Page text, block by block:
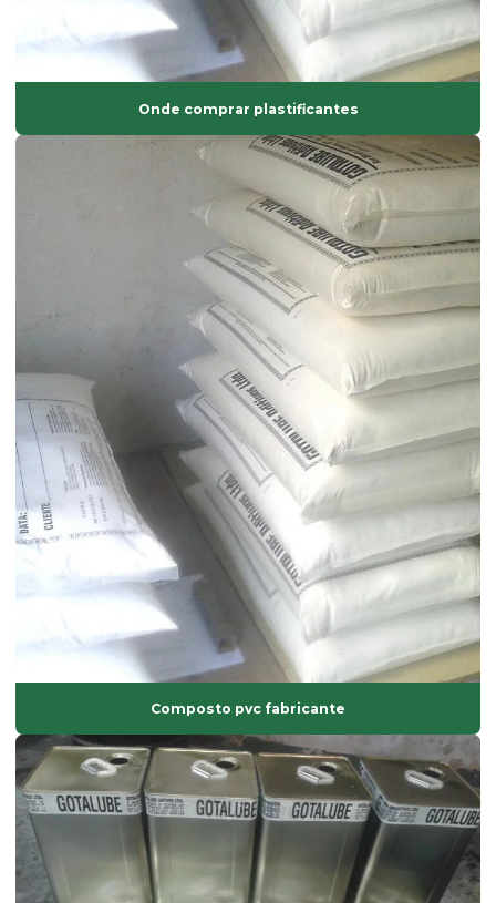
Estabilizante térmico para pvc
Estearato de cálcio
Estearato de magnésio
Estearato de magnésio preço
Estearina dupla pressão
Estearina tripla pressão
Fabricante de composto de pvc
Fabricante de solvente atóxico
Fornecedor de ácido esteárico
Fornecedor de antioxidantes líquidos
Fornecedor de bisfenol
Fornecedor de dinp
Fornecedor de isoparafina
Fornecedor de oxido de zinco
Fornecedor de solvente atóxico
Graxa base vegetal
Isoparafina
Isoparafina comprar
Onde comprar plastificantes
Composto pvc fabricante